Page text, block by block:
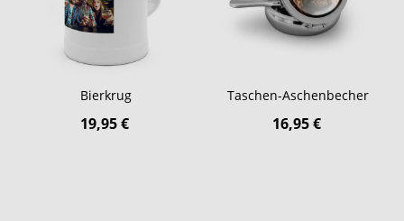
Bierkrug
19,95 €
Taschen-Aschenbecher
16,95 €